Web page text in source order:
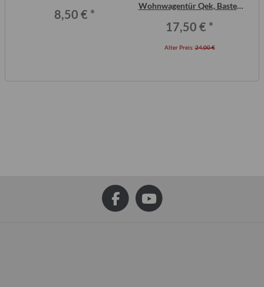
8,50 € *
Wohnwagentür Qek, Bastei,
17,50 € *
Alter Preis:24,00 €